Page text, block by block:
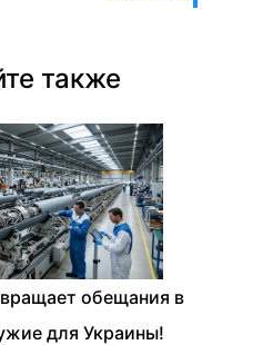
также
обещания в
для Украины!